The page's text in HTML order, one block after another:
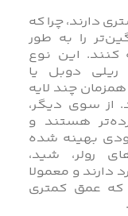
دارند، چرا که
را به‌ طور
این نوع
دوبل یا
چند لایه
از سوی دیگر،
هستند و
بهینه شده
رولر، شید،
دارند و معمولا
که عمق کمتری